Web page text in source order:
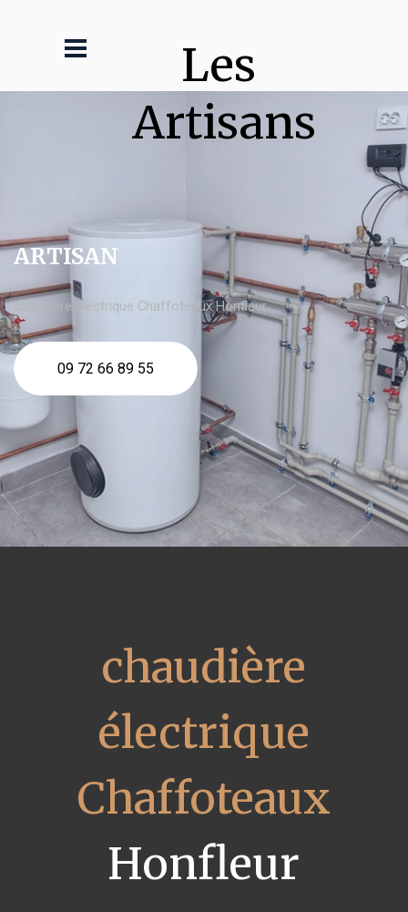
Les
Artisans
ARTISAN
chaudière électrique Chaffoteaux Honfleur
09 72 66 89 55
chaudière
électrique
Chaffoteaux
Honfleur